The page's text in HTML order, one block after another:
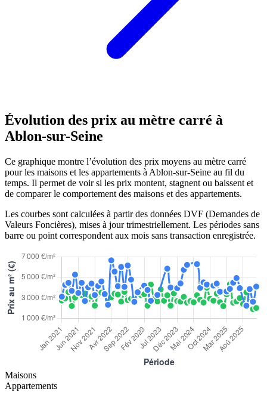
Évolution des prix au mètre carré à
Ablon-sur-Seine
Ce graphique montre l’évolution des prix moyens au mètre carré
pour les maisons et les appartements à Ablon-sur-Seine au fil du
temps. Il permet de voir si les prix montent, stagnent ou baissent et
de comparer le comportement des maisons et des appartements.
Les courbes sont calculées à partir des données DVF (Demandes de
Valeurs Foncières), mises à jour trimestriellement. Les périodes sans
barre ou point correspondent aux mois sans transaction enregistrée.
Maisons
Appartements